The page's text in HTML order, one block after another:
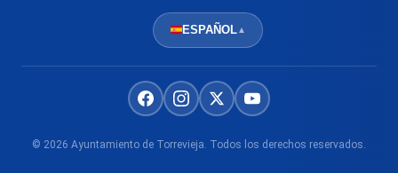
ESPAÑOL▲
© 2026 Ayuntamiento de Torrevieja. Todos los derechos reservados.